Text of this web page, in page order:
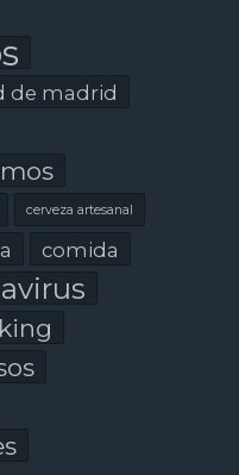
de madrid
cerveza artesanal
comida